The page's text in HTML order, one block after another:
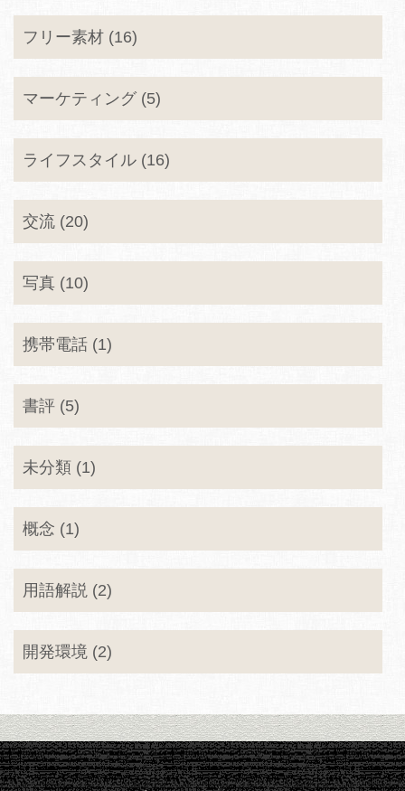
フリー素材 (16)
マーケティング (5)
ライフスタイル (16)
交流 (20)
写真 (10)
携帯電話 (1)
書評 (5)
未分類 (1)
概念 (1)
用語解説 (2)
開発環境 (2)